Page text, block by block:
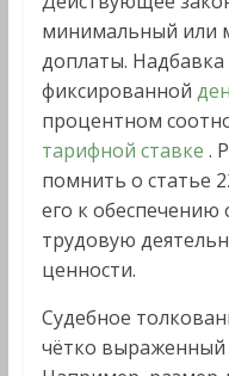
минимальный или
доплаты. Надбавка
фиксированной
процентном
тарифной ставке .
помнить о статье
его к
трудовую
ценности.
Судебное
чётко выраженный